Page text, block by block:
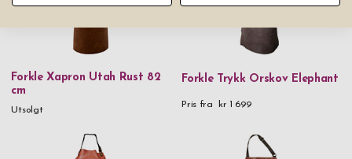
Forkle Xapron Utah Rust 82
cm
Utsolgt
Forkle Trykk Orskov Elephant
Pris fra kr 1 699